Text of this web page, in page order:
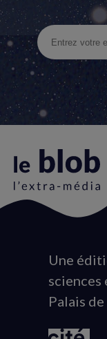
Animation
du
logo
Une
sciences
Palais